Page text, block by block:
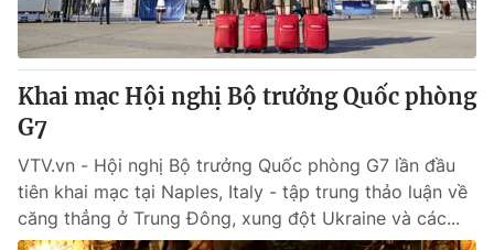
Thị trường
Tư vấn
Lịch phát sóng
Chuyên mục khác
Emagazine
Photo Infographic
Khai mạc Hội nghị Bộ trưởng Quốc phòng
G7
VTV.vn - Hội nghị Bộ trưởng Quốc phòng G7 lần đầu
tiên khai mạc tại Naples, Italy - tập trung thảo luận về
căng thẳng ở Trung Đông, xung đột Ukraine và các...